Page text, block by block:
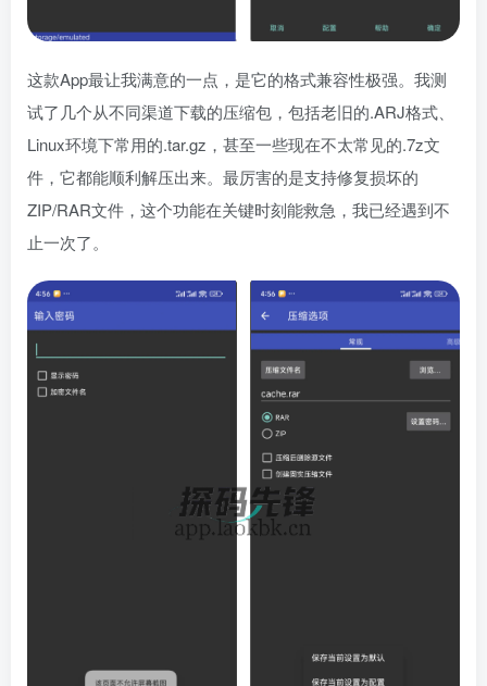
这款App最让我满意的一点，是它的格式兼容性极强。我测
试了几个从不同渠道下载的压缩包，包括老旧的.ARJ格式、
Linux环境下常用的.tar.gz，甚至一些现在不太常见的.7z文
件，它都能顺利解压出来。最厉害的是支持修复损坏的
ZIP/RAR文件，这个功能在关键时刻能救急，我已经遇到不
止一次了。